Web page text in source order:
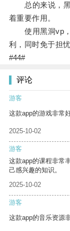
总的来说，黑
着重要作用。
使用黑洞vp，
利，同时免于担
#44#
评论
游客
这款app的游戏非常
2025-10-02
游客
这款app的课程非常
己感兴趣的知识。
2025-10-02
游客
这款app的音乐资源